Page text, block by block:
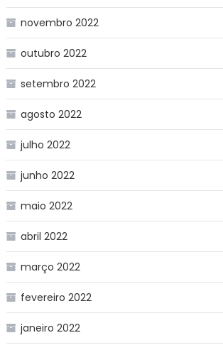
novembro 2022
outubro 2022
setembro 2022
agosto 2022
julho 2022
junho 2022
maio 2022
abril 2022
março 2022
fevereiro 2022
janeiro 2022